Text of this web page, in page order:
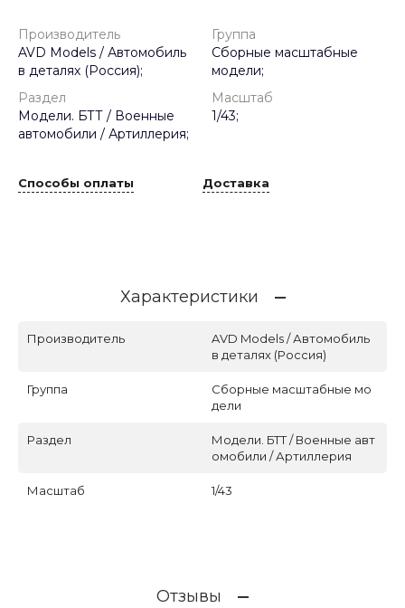
Производитель
AVD Models / Автомобиль
в деталях (Россия);
Группа
Сборные масштабные
модели;
Раздел
Модели. БТТ / Военные
автомобили / Артиллерия;
Масштаб
1/43;
Способы оплаты Доставка
Характеристики
Производитель
AVD Models / Автомобиль
в деталях (Россия)
Группа
Сборные масштабные мо
дели
Раздел
Модели. БТТ / Военные авт
омобили / Артиллерия
Масштаб 1/43
Отзывы